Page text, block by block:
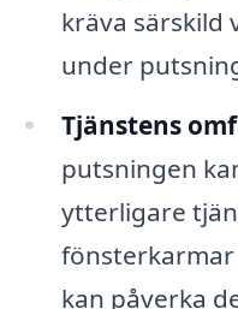
kräva särskild
under
Tjänstens
putsningen
ytterligare
fönsterkarmar
kan påverka